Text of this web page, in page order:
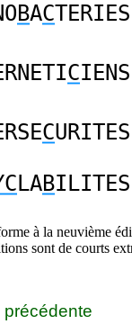
BACTERIES
CIENS
CURITES
LABILITES
à la neuvième
sont de courts
précédente